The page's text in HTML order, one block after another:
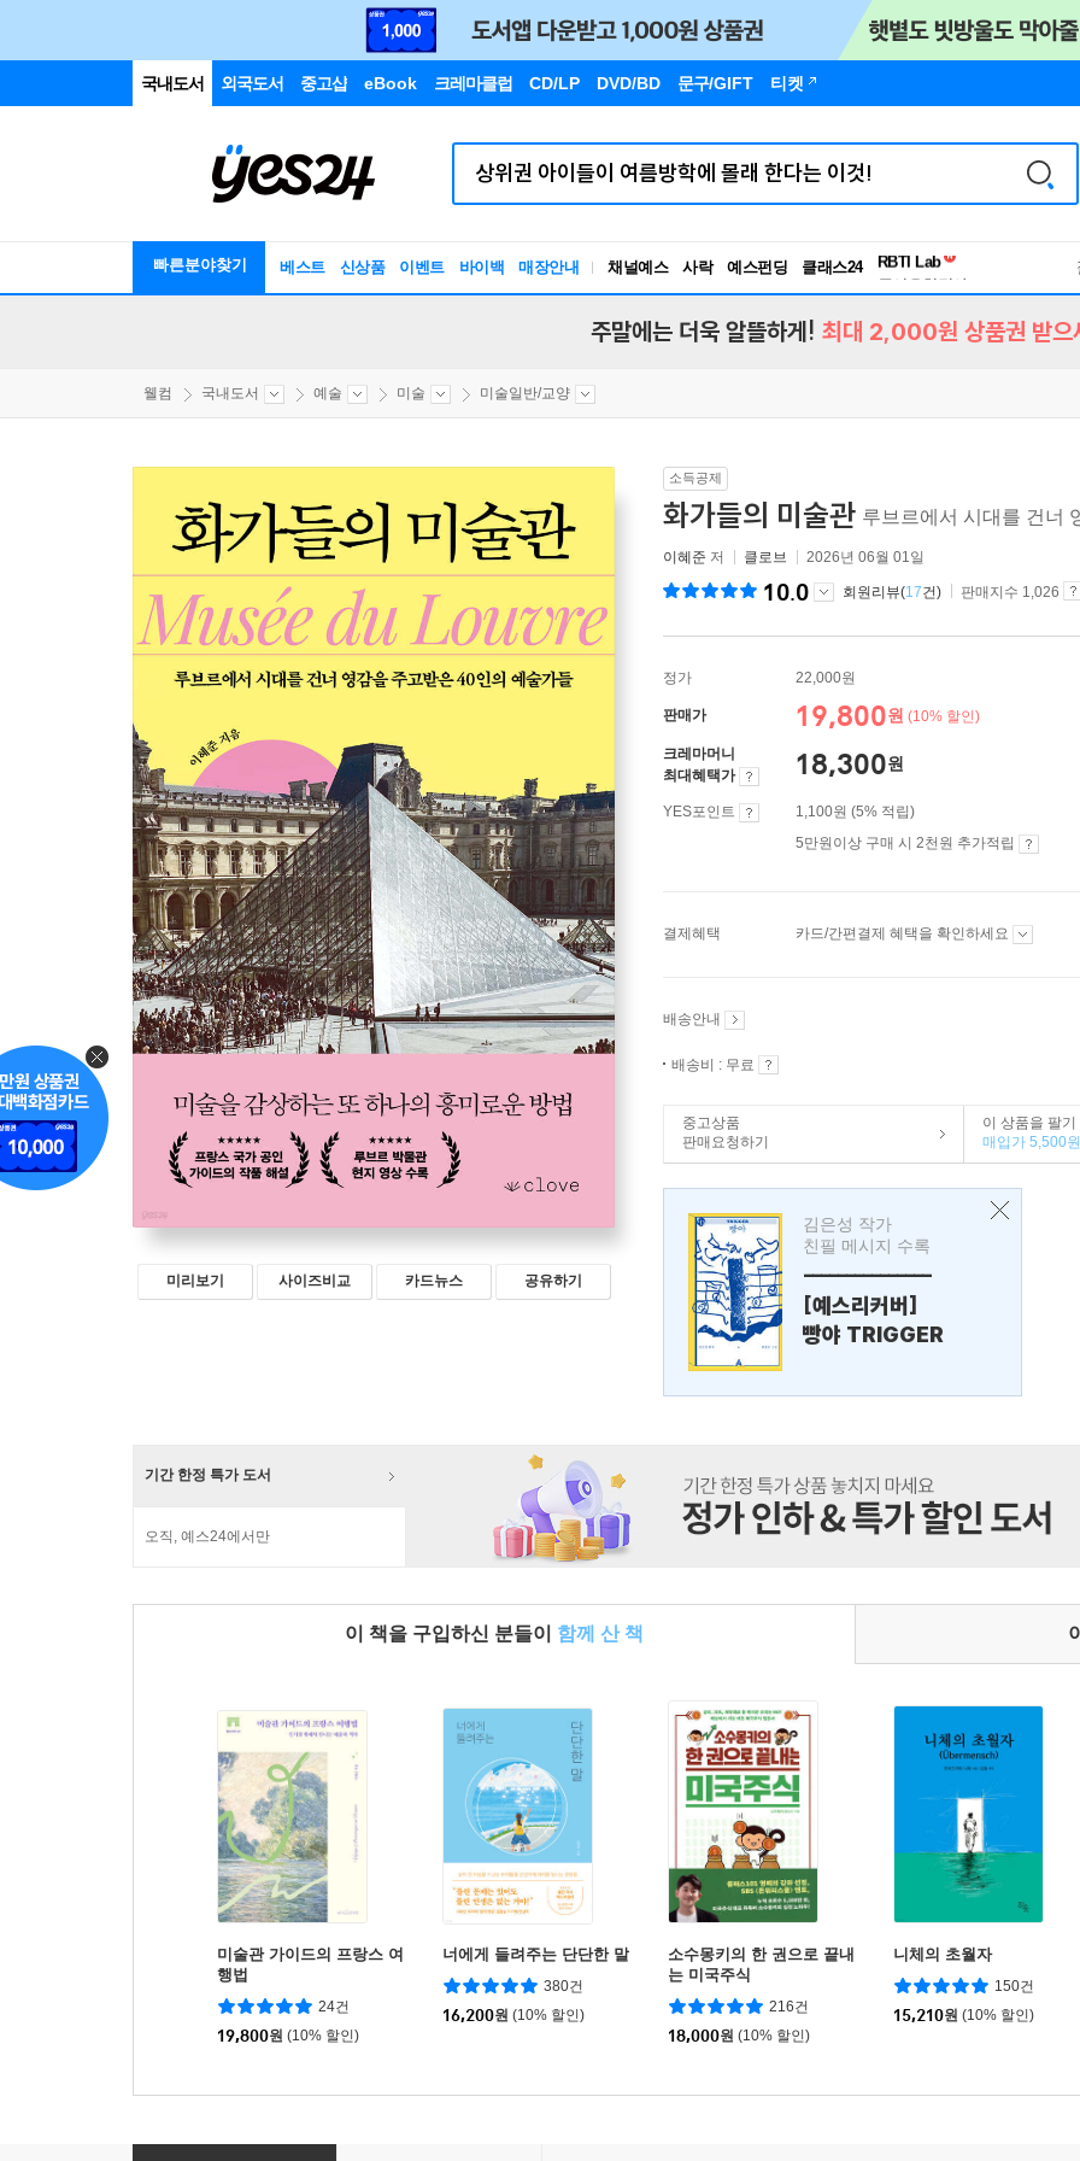
국내도서 외국도서 중고샵 eBook 크레마클럽 CD/LP DVD/BD 문구/GIFT 티켓
빠른분야찾기 베스트 신상품 이벤트 바이백 매장안내 채널예스 사락 예스펀딩 클래스24
독서유형검사
RBTI Lab
주말에는 더욱 알뜰하게! 최대 2,000원 상품권 받으
웰컴 국내도서 예술 미술 미술일반/교양
미리보기 사이즈비교 카드뉴스 공유하기
소득공제
화가들의 미술관 루브르에서 시대를 건너
이혜준 저 클로브 2026년 06월 01일
10.0 회원리뷰(17건) 판매지수 1,026
정가 22,000원
판매가 19,800원 (10% 할인)
크레마머니
최대혜택가
18,300원
YES포인트
1,100원 (5% 적립)
5만원이상 구매 시 2천원 추가적립
결제혜택 카드/간편결제 혜택을 확인하세요
배송안내
배송비 : 무료
중고상품
판매요청하기
이 상품을 팔기
매입가 5,500원
김은성 작가
친필 메시지 수록
---------------
[예스리커버]
빵야 TRIGGER
기간 한정 특가 도서
오직, 예스24에서만
이 책을 구입하신 분들이 함께 산 책
미술관 가이드의 프랑스 여
행법
24건
19,800원 (10% 할인)
너에게 들려주는 단단한 말
380건
16,200원 (10% 할인)
소수몽키의 한 권으로 끝내
는 미국주식
216건
18,000원 (10% 할인)
니체의 초월자
150건
15,210원 (10% 할인)